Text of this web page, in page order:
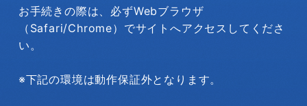
お手続きの際は、必ずWebブラウザ
（Safari/Chrome）でサイトへアクセスしてくださ
い。
※下記の環境は動作保証外となります。